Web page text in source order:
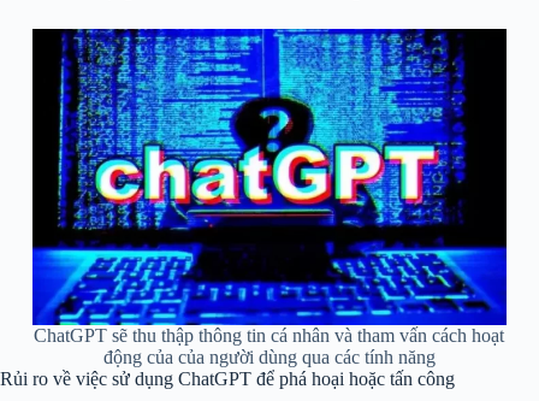
ChatGPT sẽ thu thập thông tin cá nhân và tham vấn cách hoạt
động của của người dùng qua các tính năng
Rủi ro về việc sử dụng ChatGPT để phá hoại hoặc tấn công